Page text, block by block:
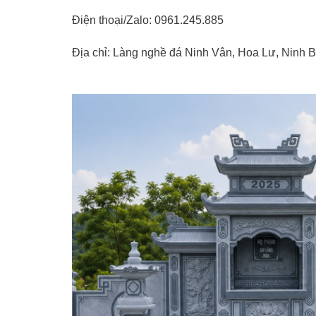
Điện thoại/Zalo: 0961.245.885
Địa chỉ: Làng nghề đá Ninh Vân, Hoa Lư, Ninh